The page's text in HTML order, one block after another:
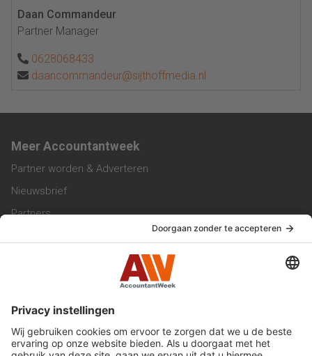
Daan Commandeur
Partner Manager
0628068433
daancommandeur@sijthoffmedia.nl
Meer Accountantweek
Partner worden & Adverteren
Nieuwsbrief
Partners
Werken bij ons
Privacy Statement